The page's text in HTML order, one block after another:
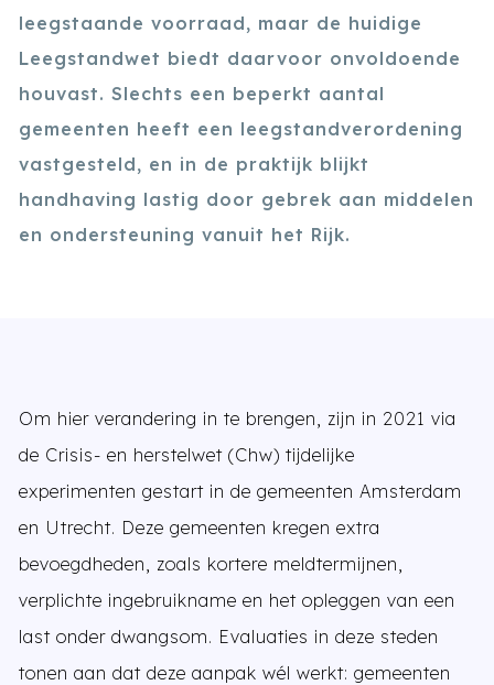
leegstaande voorraad, maar de huidige
Leegstandwet biedt daarvoor onvoldoende
houvast. Slechts een beperkt aantal
gemeenten heeft een leegstandverordening
vastgesteld, en in de praktijk blijkt
handhaving lastig door gebrek aan middelen
en ondersteuning vanuit het Rijk.
Om hier verandering in te brengen, zijn in 2021 via
de Crisis- en herstelwet (Chw) tijdelijke
experimenten gestart in de gemeenten Amsterdam
en Utrecht. Deze gemeenten kregen extra
bevoegdheden, zoals kortere meldtermijnen,
verplichte ingebruikname en het opleggen van een
last onder dwangsom. Evaluaties in deze steden
tonen aan dat deze aanpak wél werkt: gemeenten